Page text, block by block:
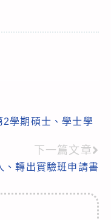
2學期碩士、學士學
下一篇文章
、轉出實驗班申請書